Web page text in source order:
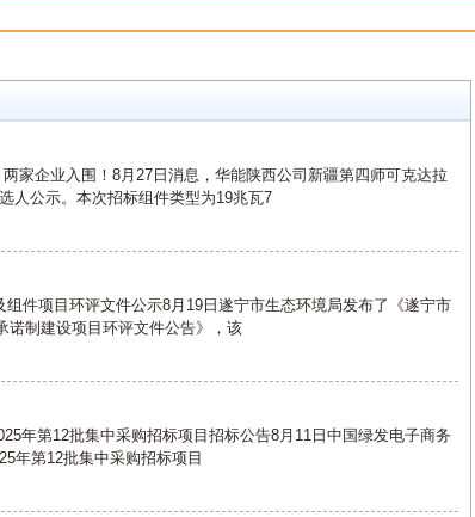
家企业入围！8月27日消息，华能陕西公司新疆第四师可克达拉
人公示。本次招标组件类型为19兆瓦7
件项目环评文件公示8月19日遂宁市生态环境局发布了《遂宁市
诺制建设项目环评文件公告》，该
年第12批集中采购招标项目招标公告8月11日中国绿发电子商务
年第12批集中采购招标项目